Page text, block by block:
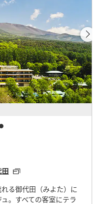
る御代田（みよた）に
。すべての客室にテラ